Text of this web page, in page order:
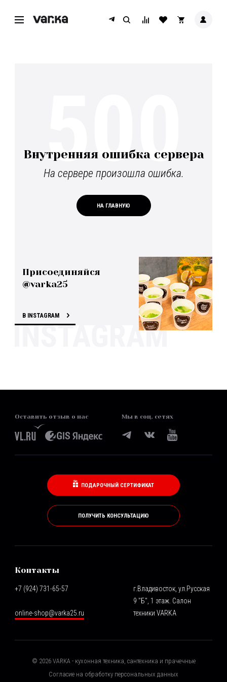
Внутренняя ошибка сервера
На сервере произошла ошибка.
НА ГЛАВНУЮ
500
Присоединяйся
@varka25
В INSTAGRAM
Оставить отзыв о нас Мы в соц. сетях
ПОДАРОЧНЫЙ СЕРТИФИКАТ
ПОЛУЧИТЬ КОНСУЛЬТАЦИЮ
Контакты
+7 (924) 731-65-57
online-shop@varka25.ru
г.Владивосток, ул.Русская
9 "Б", 1 этаж. Салон
техники VARKA
© 2026VARKA - кухонная техника, сантехника и прачечные
Согласие на обработку персональных данных